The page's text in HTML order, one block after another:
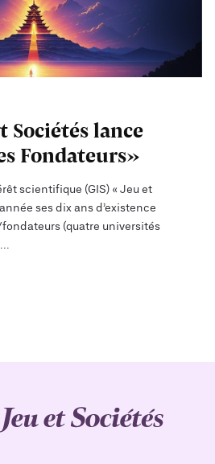
Sociétés lance
Fondateurs»
scientifique (GIS) « Jeu et
ses dix ans d’existence
(quatre universités